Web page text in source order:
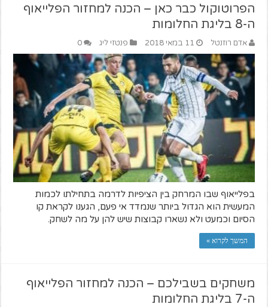
הפרוטוקול כבר כאן – הכנה למחזור הפלייאוף
ה-8 בליגת החלומות
אדם רוזנטל 11 במאי 2018 פנטזי ליג 0
בפלייאוף שבו המרחק בין הציפיות לדרמה בתחילתו לכמות
המעשית הוא הגדול ביותר שנמדד אי פעם, הגענו לקראת קו
הסיום וכמעט ולא נשארו קבוצות שיש להן על מה לשחק.
המשך לקרוא »
משחקים בשבילכם – הכנה למחזור הפלייאוף
ה-7 בליגת החלומות